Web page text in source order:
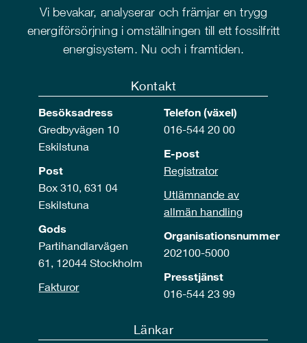
Vi bevakar, analyserar och främjar en trygg
energiförsörjning i omställningen till ett fossilfritt
energisystem. Nu och i framtiden.
Kontakt
Besöksadress
Gredbyvägen 10
Eskilstuna
Post
Box 310, 631 04
Eskilstuna
Gods
Partihandlarvägen
61, 12044 Stockholm
Fakturor
Telefon (växel)
016-544 20 00
E-post
Registrator
Utlämnande av
allmän handling
Organisationsnummer
202100-5000
Presstjänst
016-544 23 99
Länkar